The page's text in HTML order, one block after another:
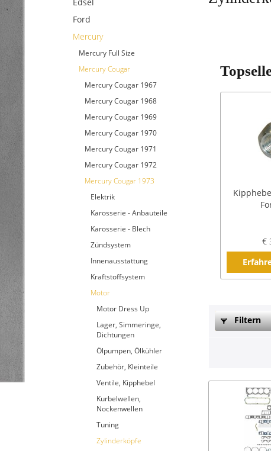
Ford
Mercury
Mercury Full Size
Mercury Cougar
Mercury Cougar 1967
Mercury Cougar 1968
Mercury Cougar 1969
Mercury Cougar 1970
Mercury Cougar 1971
Mercury Cougar 1972
Mercury Cougar 1973
Elektrik
Karosserie - Anbauteile
Karosserie - Blech
Zündsystem
Innenausstattung
Kraftstoffsystem
Motor
Motor Dress Up
Lager, Simmeringe,
Dichtungen
Ölpumpen, Ölkühler
Zubehör, Kleinteile
Ventile, Kipphebel
Kurbelwellen,
Nockenwellen
Tuning
Zylinderköpfe
€
Filtern